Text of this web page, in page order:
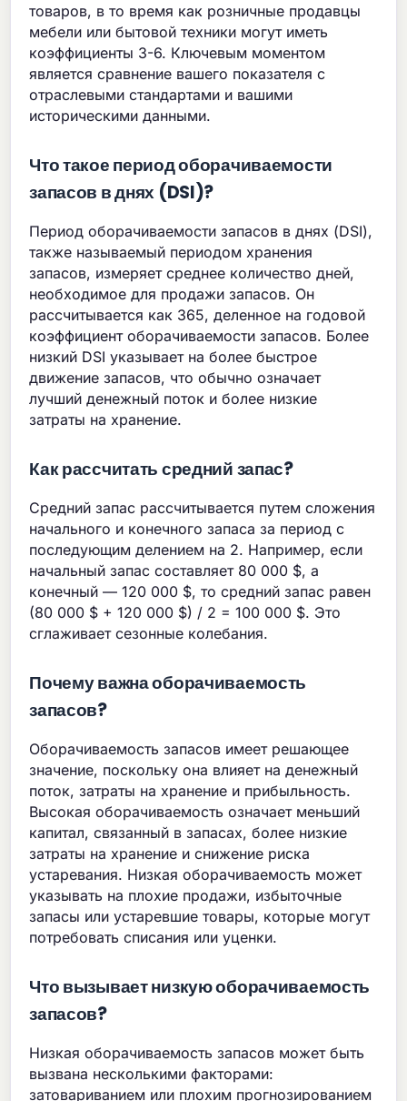
товаров, в то время как розничные продавцы
мебели или бытовой техники могут иметь
коэффициенты 3-6. Ключевым моментом
является сравнение вашего показателя с
отраслевыми стандартами и вашими
историческими данными.
Что такое период оборачиваемости
запасов в днях (DSI)?
Период оборачиваемости запасов в днях (DSI),
также называемый периодом хранения
запасов, измеряет среднее количество дней,
необходимое для продажи запасов. Он
рассчитывается как 365, деленное на годовой
коэффициент оборачиваемости запасов. Более
низкий DSI указывает на более быстрое
движение запасов, что обычно означает
лучший денежный поток и более низкие
затраты на хранение.
Как рассчитать средний запас?
Средний запас рассчитывается путем сложения
начального и конечного запаса за период с
последующим делением на 2. Например, если
начальный запас составляет 80 000 $, а
конечный — 120 000 $, то средний запас равен
(80 000 $ + 120 000 $) / 2 = 100 000 $. Это
сглаживает сезонные колебания.
Почему важна оборачиваемость
запасов?
Оборачиваемость запасов имеет решающее
значение, поскольку она влияет на денежный
поток, затраты на хранение и прибыльность.
Высокая оборачиваемость означает меньший
капитал, связанный в запасах, более низкие
затраты на хранение и снижение риска
устаревания. Низкая оборачиваемость может
указывать на плохие продажи, избыточные
запасы или устаревшие товары, которые могут
потребовать списания или уценки.
Что вызывает низкую оборачиваемость
запасов?
Низкая оборачиваемость запасов может быть
вызвана несколькими факторами:
затовариванием или плохим прогнозированием